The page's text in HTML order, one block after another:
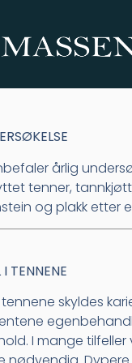
årlig
tenner,
og plakk etter
I TENNENE
tennene skyldes
I mange